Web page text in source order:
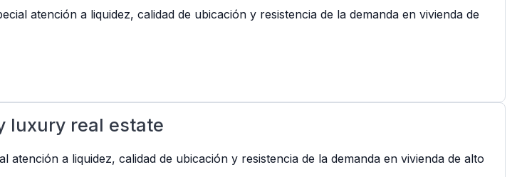
atención a liquidez, calidad de ubicación y resistencia de la demanda en vivienda de
luxury real estate
a liquidez, calidad de ubicación y resistencia de la demanda en vivienda de alto